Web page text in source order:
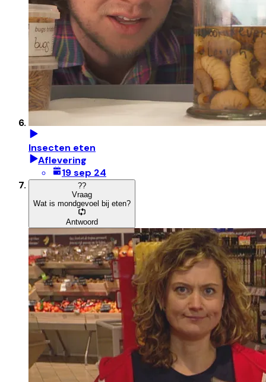
Insecten eten
Aflevering
19 sep 24
??
Vraag
Wat is mondgevoel bij eten?
Antwoord